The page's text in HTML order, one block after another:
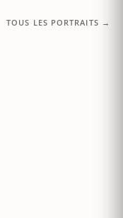
TOUS LES PORTRAITS →